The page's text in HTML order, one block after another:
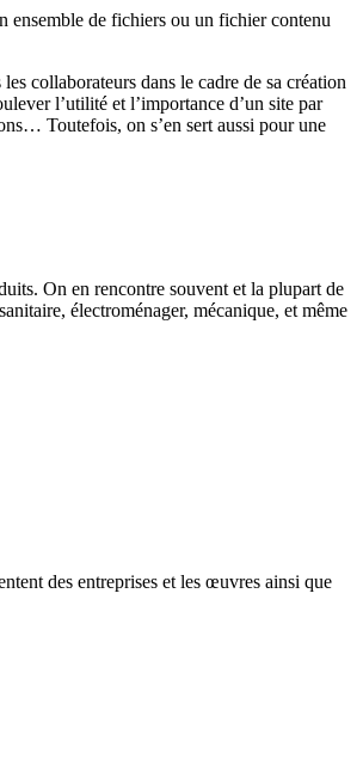
ensemble de fichiers ou un fichier contenu
collaborateurs dans le cadre de sa création
l’utilité et l’importance d’un site par
Toutefois, on s’en sert aussi pour une
On en rencontre souvent et la plupart de
électroménager, mécanique, et même
des entreprises et les œuvres ainsi que